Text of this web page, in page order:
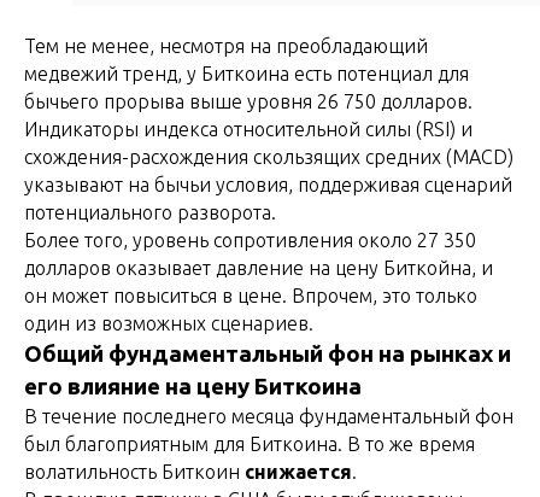
Тем не менее, несмотря на преобладающий
медвежий тренд, у Биткоина есть потенциал для
бычьего прорыва выше уровня 26 750 долларов.
Индикаторы индекса относительной силы (RSI) и
схождения-расхождения скользящих средних (MACD)
указывают на бычьи условия, поддерживая сценарий
потенциального разворота.
Более того, уровень сопротивления около 27 350
долларов оказывает давление на цену Биткойна, и
он может повыситься в цене. Впрочем, это только
один из возможных сценариев.
Общий фундаментальный фон на рынках и
его влияние на цену Биткоина
В течение последнего месяца фундаментальный фон
был благоприятным для Биткоина. В то же время
волатильность Биткоин снижается.